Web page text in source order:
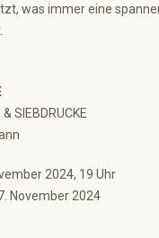
was immer eine
SIEBDRUCKE
2024, 19 Uhr
November 2024